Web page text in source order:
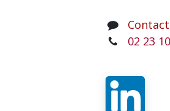
02 23